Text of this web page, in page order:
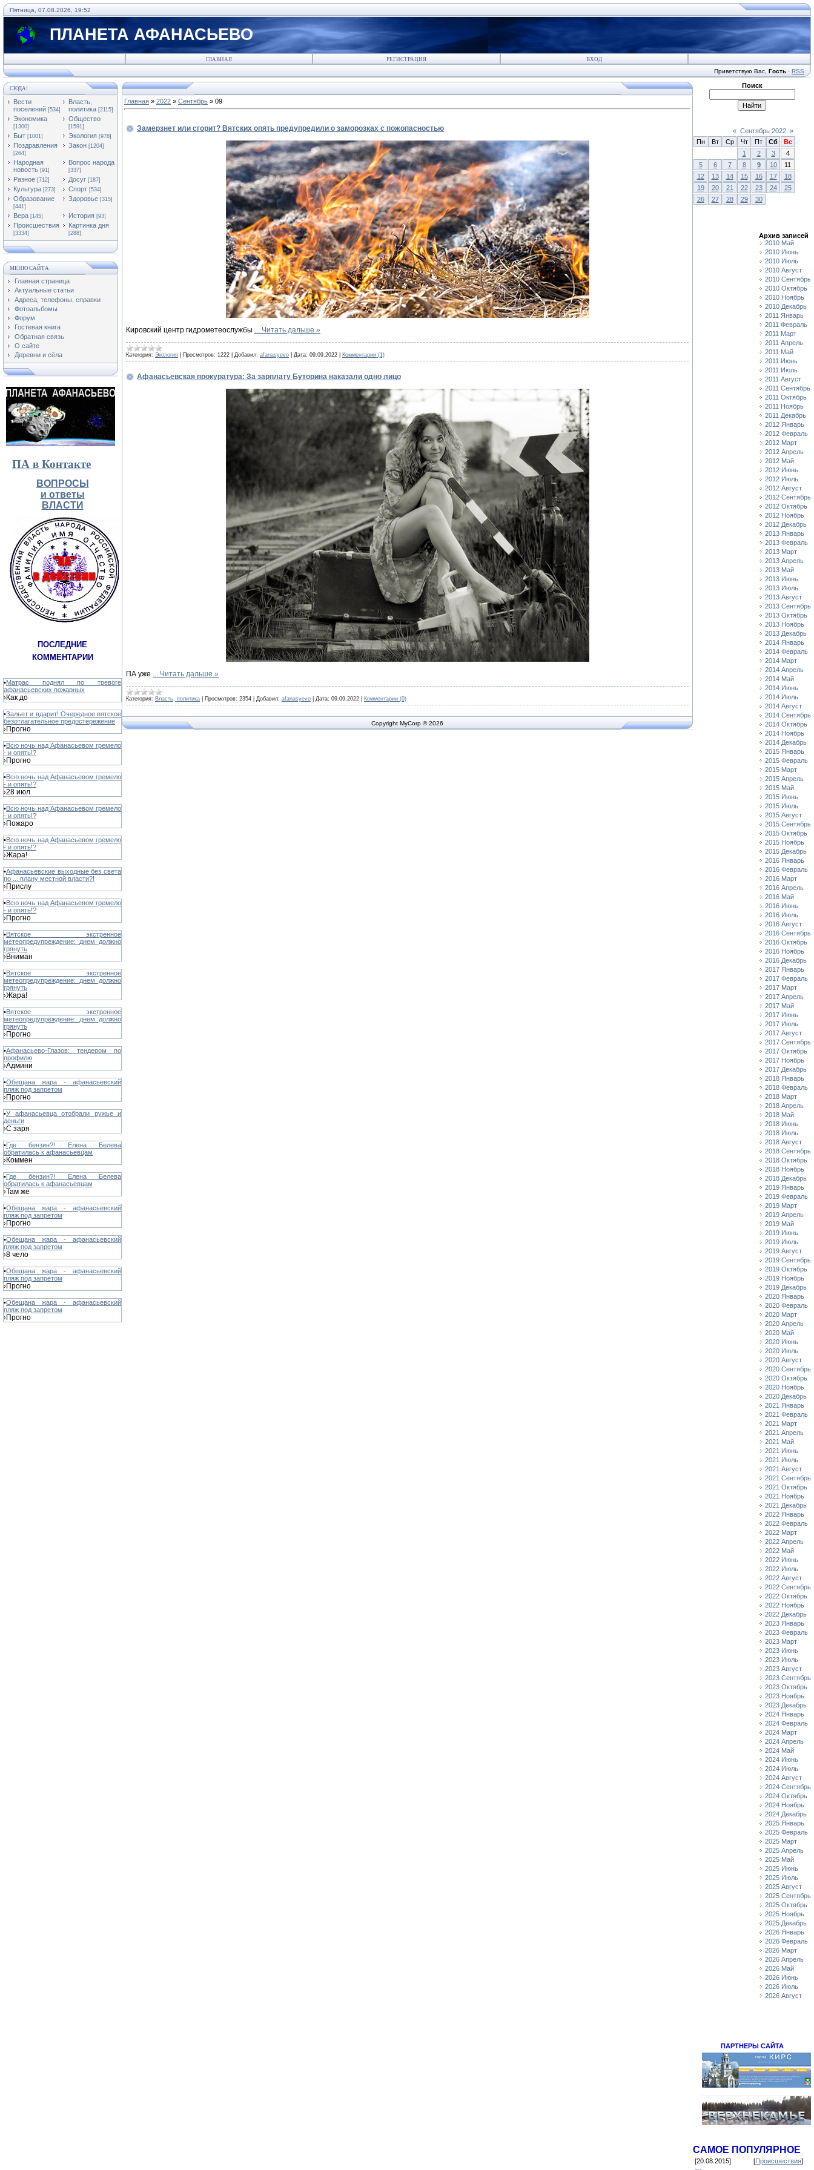
Пятница, 07.08.2026, 19:52
ПЛАНЕТА АФАНАСЬЕВО
ГЛАВНАЯ РЕГИСТРАЦИЯ ВХОД
Приветствую Вас Гость · RSS
СЮДА!
Вести
поселений [534]
Власть,
политика [2115]
Экономика
[1300]
Общество
[1591]
Быт [1001] Экология [978]
Поздравления
[264]
Закон [1204]
Народная
новость [91]
Вопрос народа
[337]
Разное [712] Досуг [187]
Культура [273] Спорт [534]
Образование
[441]
Здоровье [315]
Вера [145] История [93]
Происшествия
[3334]
Картинка дня
[288]
МЕНЮ САЙТА
Главная страница
Актуальные статьи
Адреса, телефоны, справки
Фотоальбомы
Форум
Гостевая книга
Обратная связь
О сайте
Деревни и сёла
ПА в Контакте
ВОПРОСЫ
и ответы
ВЛАСТИ
ПОСЛЕДНИЕ
КОММЕНТАРИИ
•Матрас поднял по тревоге
афанасьевских пожарных
›Как до
•Зальет и вдарит! Очередное вятское
безотлагательное предостережение
›Прогно
•Всю ночь над Афанасьевом гремело
- и опять!?
›Прогно
•Всю ночь над Афанасьевом гремело
- и опять!?
›28 июл
•Всю ночь над Афанасьевом гремело
- и опять!?
›Пожаро
•Всю ночь над Афанасьевом гремело
- и опять!?
›Жара!
•Афанасьевские выходные без света
по ... плану местной власти?!
›Прислу
•Всю ночь над Афанасьевом гремело
- и опять!?
›Прогно
•Вятское экстренное
метеопредупреждение: днем должно
грянуть
›Вниман
•Вятское экстренное
метеопредупреждение: днем должно
грянуть
›Жара!
•Вятское экстренное
метеопредупреждение: днем должно
грянуть
›Прогно
•Афанасьево-Глазов: тендером по
профилю
›Админи
•Обещана жара - афанасьевский
пляж под запретом
›Прогно
•У афанасьевца отобрали ружье и
деньги
›С заря
•Где бензин?! Елена Белева
обратилась к афанасьевцам
›Коммен
•Где бензин?! Елена Белева
обратилась к афанасьевцам
›Там же
•Обещана жара - афанасьевский
пляж под запретом
›Прогно
•Обещана жара - афанасьевский
пляж под запретом
›8 чело
•Обещана жара - афанасьевский
пляж под запретом
›Прогно
•Обещана жара - афанасьевский
пляж под запретом
›Прогно
Главная » 2022 » Сентябрь » 09
Замерзнет или сгорит? Вятских опять предупредили о заморозках с пожопасностью
Кировский центр гидрометеослужбы Читать дальше »
Категория: Экология Просмотров: 1222 Добавил: afanasyevo Дата: 09.09.2022 Комментарии (1)
Афанасьевская прокуратура: За зарплату Буторина наказали одно лицо
ПА уже Читать дальше »
Категория: Власть, политика Просмотров: 2354 Добавил: afanasyevo Дата: 09.09.2022 Комментарии (0)
Copyright MyCorp © 2026
Поиск
« Сентябрь 2022 »
Пн
Вт Ср Чт Пт Сб
Вс
1
2 3
4
5
6 7 8 9 10
11
12
13 14 15 16 17
18
19
20 21 22 23 24
25
26
27 28 29 30
Архив записей
2010 Май
2010 Июнь
2010 Июль
2010 Август
2010 Сентябрь
2010 Октябрь
2010 Ноябрь
2010 Декабрь
2011 Январь
2011 Февраль
2011 Март
2011 Апрель
2011 Май
2011 Июнь
2011 Июль
2011 Август
2011 Сентябрь
2011 Октябрь
2011 Ноябрь
2011 Декабрь
2012 Январь
2012 Февраль
2012 Март
2012 Апрель
2012 Май
2012 Июнь
2012 Июль
2012 Август
2012 Сентябрь
2012 Октябрь
2012 Ноябрь
2012 Декабрь
2013 Январь
2013 Февраль
2013 Март
2013 Апрель
2013 Май
2013 Июнь
2013 Июль
2013 Август
2013 Сентябрь
2013 Октябрь
2013 Ноябрь
2013 Декабрь
2014 Январь
2014 Февраль
2014 Март
2014 Апрель
2014 Май
2014 Июнь
2014 Июль
2014 Август
2014 Сентябрь
2014 Октябрь
2014 Ноябрь
2014 Декабрь
2015 Январь
2015 Февраль
2015 Март
2015 Апрель
2015 Май
2015 Июнь
2015 Июль
2015 Август
2015 Сентябрь
2015 Октябрь
2015 Ноябрь
2015 Декабрь
2016 Январь
2016 Февраль
2016 Март
2016 Апрель
2016 Май
2016 Июнь
2016 Июль
2016 Август
2016 Сентябрь
2016 Октябрь
2016 Ноябрь
2016 Декабрь
2017 Январь
2017 Февраль
2017 Март
2017 Апрель
2017 Май
2017 Июнь
2017 Июль
2017 Август
2017 Сентябрь
2017 Октябрь
2017 Ноябрь
2017 Декабрь
2018 Январь
2018 Февраль
2018 Март
2018 Апрель
2018 Май
2018 Июнь
2018 Июль
2018 Август
2018 Сентябрь
2018 Октябрь
2018 Ноябрь
2018 Декабрь
2019 Январь
2019 Февраль
2019 Март
2019 Апрель
2019 Май
2019 Июнь
2019 Июль
2019 Август
2019 Сентябрь
2019 Октябрь
2019 Ноябрь
2019 Декабрь
2020 Январь
2020 Февраль
2020 Март
2020 Апрель
2020 Май
2020 Июнь
2020 Июль
2020 Август
2020 Сентябрь
2020 Октябрь
2020 Ноябрь
2020 Декабрь
2021 Январь
2021 Февраль
2021 Март
2021 Апрель
2021 Май
2021 Июнь
2021 Июль
2021 Август
2021 Сентябрь
2021 Октябрь
2021 Ноябрь
2021 Декабрь
2022 Январь
2022 Февраль
2022 Март
2022 Апрель
2022 Май
2022 Июнь
2022 Июль
2022 Август
2022 Сентябрь
2022 Октябрь
2022 Ноябрь
2022 Декабрь
2023 Январь
2023 Февраль
2023 Март
2023 Июнь
2023 Июль
2023 Август
2023 Сентябрь
2023 Октябрь
2023 Ноябрь
2023 Декабрь
2024 Январь
2024 Февраль
2024 Март
2024 Апрель
2024 Май
2024 Июнь
2024 Июль
2024 Август
2024 Сентябрь
2024 Октябрь
2024 Ноябрь
2024 Декабрь
2025 Январь
2025 Февраль
2025 Март
2025 Апрель
2025 Май
2025 Июнь
2025 Июль
2025 Август
2025 Сентябрь
2025 Октябрь
2025 Ноябрь
2025 Декабрь
2026 Январь
2026 Февраль
2026 Март
2026 Апрель
2026 Май
2026 Июнь
2026 Июль
2026 Август
ПАРТНЕРЫ САЙТА
САМОЕ ПОПУЛЯРНОЕ
[20.08.2015] [Происшествия]